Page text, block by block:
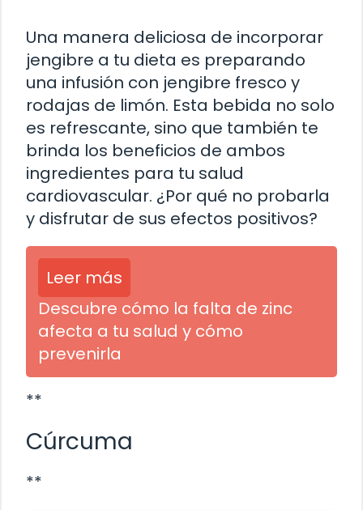
Una manera deliciosa de incorporar
jengibre a tu dieta es preparando
una infusión con jengibre fresco y
rodajas de limón. Esta bebida no solo
es refrescante, sino que también te
brinda los beneficios de ambos
ingredientes para tu salud
cardiovascular. ¿Por qué no probarla
y disfrutar de sus efectos positivos?
Leer más
Descubre cómo la falta de zinc
afecta a tu salud y cómo
prevenirla
**
Cúrcuma
**